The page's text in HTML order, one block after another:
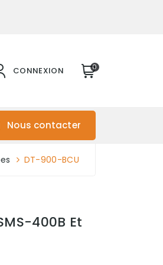
CONNEXION 0
Nous contacter
DT-900-BCU
400B Et